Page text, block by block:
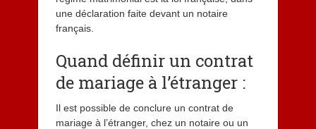
une déclaration faite devant un notaire
français.
Quand définir un contrat
de mariage à l’étranger :
Il est possible de conclure un contrat de
mariage à l’étranger, chez un notaire ou un